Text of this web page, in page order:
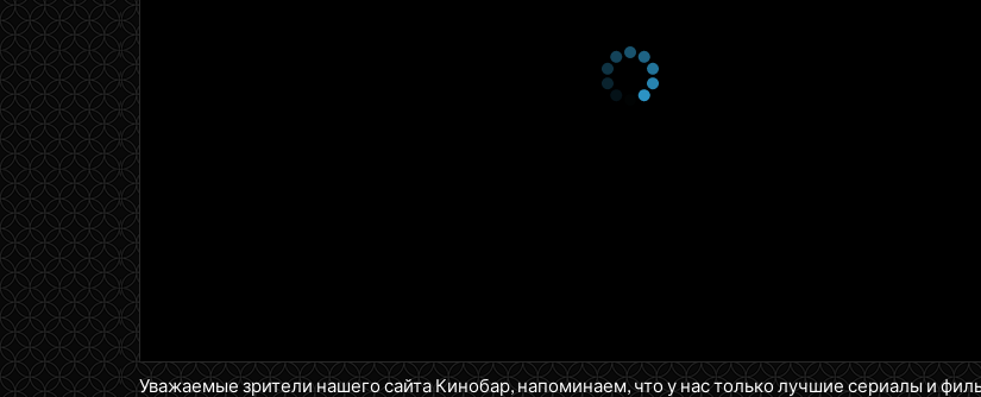
1 сезон 1 серия
1 сезон 0 серия
Уважаемые зрители нашего сайта Кинобар, напоминаем, что у нас только лучшие сериалы и